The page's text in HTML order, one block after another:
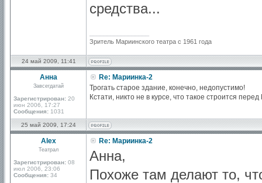
средства...
Зритель Мариинского театра с 1961 года
24 май 2009, 11:41
Анна
Завсегдатай
Зарегистрирован: 20
июн 2006, 17:27
Сообщения: 1031
Re: Мариинка-2
Трогать старое здание, конечно, недопустимо!
Кстати, никто не в курсе, что такое строится
25 май 2009, 17:24
Alex
Театрал
Зарегистрирован: 08
июл 2006, 23:06
Сообщения: 34
Re: Мариинка-2
Анна,
Похоже там делают то,